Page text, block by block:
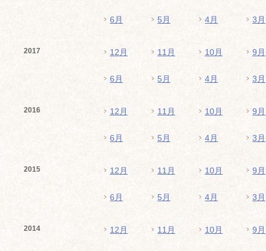
6月 5月 4月 3月
2017 12月 11月 10月 9月
6月 5月 4月 3月
2016 12月 11月 10月 9月
6月 5月 4月 3月
2015 12月 11月 10月 9月
6月 5月 4月 3月
2014 12月 11月 10月 9月